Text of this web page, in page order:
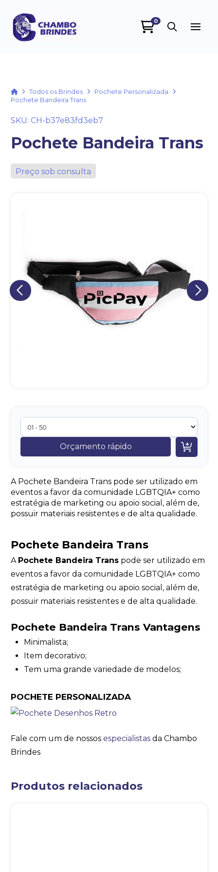
0
HomeTodos os Brindes
Pochete Personalizada
Pochete Bandeira Trans
SKU: CH-b37e83fd3eb7
Pochete Bandeira Trans
Preço sob consulta
Orçamento rápido 
A Pochete Bandeira Trans pode ser utilizado em
eventos a favor da comunidade LGBTQIA+ como
estratégia de marketing ou apoio social, além de,
possuir materiais resistentes e de alta qualidade.
Pochete Bandeira Trans
A Pochete Bandeira Trans pode ser utilizado em
eventos a favor da comunidade LGBTQIA+ como
estratégia de marketing ou apoio social, além de,
possuir materiais resistentes e de alta qualidade.
Pochete Bandeira Trans Vantagens
Minimalista;
Item decorativo;
Tem uma grande variedade de modelos;
POCHETE PERSONALIZADA
Fale com um de nossosespecialistas da Chambo
Brindes
Produtos relacionados
+55
A nossa empresa está comprometida a proteger e respeitar
sua privacidade, utilizaremos seus dados apenas para fins
de marketing. Você pode alterar suas preferências a
qualquer momento.
Iniciar conversa